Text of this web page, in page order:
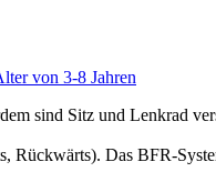
von 3-8 Jahren
sind Sitz und Lenkrad
Rückwärts). Das BFR-